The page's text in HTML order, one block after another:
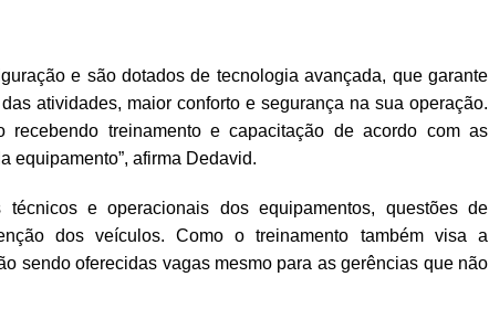
e são dotados de tecnologia avançada, que garante
atividades, maior conforto e segurança na sua operação.
recebendo treinamento e capacitação de acordo com as
equipamento”, afirma Dedavid.
técnicos e operacionais dos equipamentos, questões de
dos veículos. Como o treinamento também visa a
sendo oferecidas vagas mesmo para as gerências que não